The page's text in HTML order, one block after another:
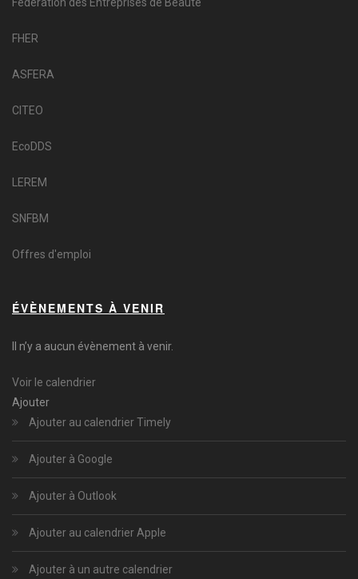
FHER
ASFERA
CITEO
EcoDDS
LEREM
SNFBM
Offres d'emploi
ÉVÈNEMENTS À VENIR
Il n’y a aucun évènement à venir.
Voir le calendrier
Ajouter
Ajouter au calendrier Timely
Ajouter à Google
Ajouter à Outlook
Ajouter au calendrier Apple
Ajouter à un autre calendrier